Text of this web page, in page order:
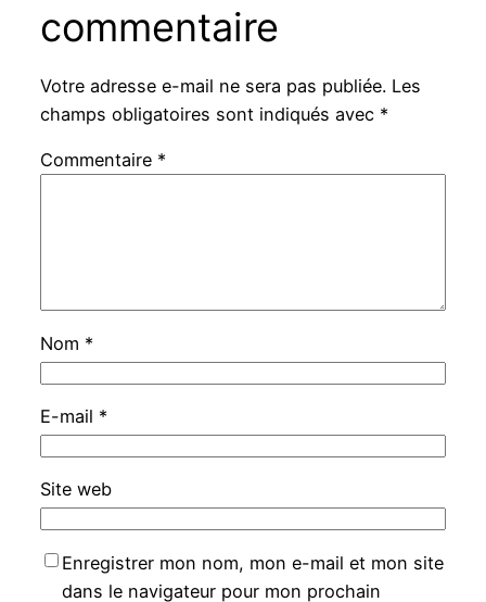
commentaire
Votre adresse e-mail ne sera pas publiée. Les
champs obligatoires sont indiqués avec *
Commentaire *
Nom *
E-mail *
Site web
Enregistrer mon nom, mon e-mail et mon site
dans le navigateur pour mon prochain